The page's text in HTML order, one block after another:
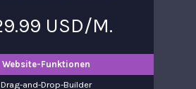
USD/M.
Website-Funktionen
Drag-and-Drop-Builder